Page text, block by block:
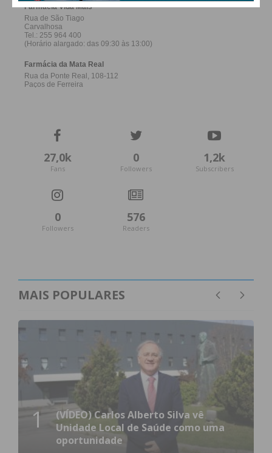
27,0k
Fans
0
Followers
1,2k
Subscribers
0
Followers
576
Readers
MAIS POPULARES
1
(VÍDEO) Carlos Alberto Silva vê
Unidade Local de Saúde como uma
oportunidade